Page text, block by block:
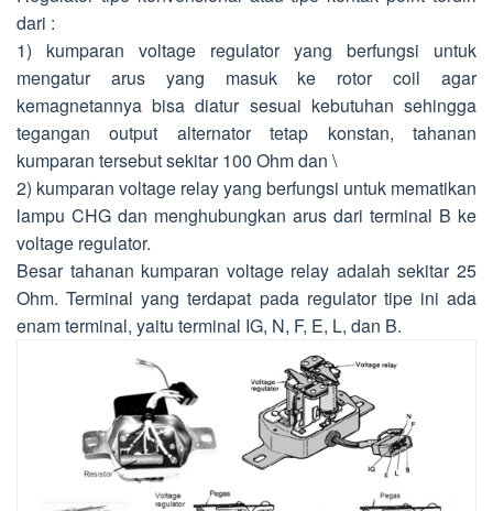
dari :
1) kumparan voltage regulator yang berfungsi untuk
mengatur arus yang masuk ke rotor coil agar
kemagnetannya bisa diatur sesuai kebutuhan sehingga
tegangan output alternator tetap konstan, tahanan
kumparan tersebut sekitar 100 Ohm dan \
2) kumparan voltage relay yang berfungsi untuk mematikan
lampu CHG dan menghubungkan arus dari terminal B ke
voltage regulator.
Besar tahanan kumparan voltage relay adalah sekitar 25
Ohm. Terminal yang terdapat pada regulator tipe ini ada
enam terminal, yaitu terminal IG, N, F, E, L, dan B.